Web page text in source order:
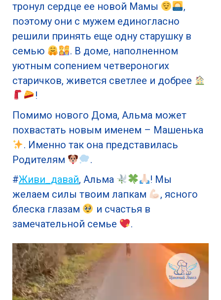
тронул сердце ее новой Мамы
,
поэтому они с мужем единогласно
решили принять еще одну старушку в
семью
. В доме, наполненном
уютным сопением четвероногих
старичков, живется светлее и добрее
!
Помимо нового Дома, Альма может
похвастать новым именем – Машенька
. Именно так она представилась
Родителям
.
#Живи давай, Альма
! Мы
желаем силы твоим лапкам
, ясного
блеска глазам
и счастья в
замечательной семье
.